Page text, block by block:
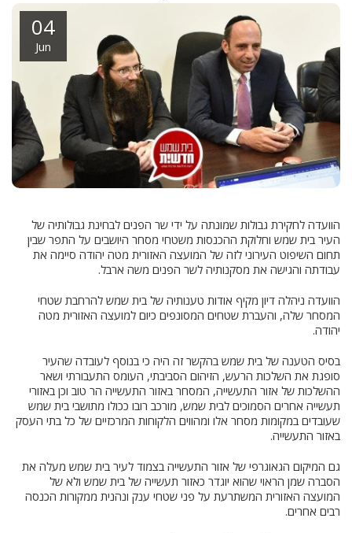
04
Jun
הוועדה לחקירת גבולות שמונתה על ידי שר הפנים לבחינת גבולותיה של
העיר בית שמש וחלוקת ההכנסות משטחי מסחר היושבים על התפר שבין
תחום השיפוט העירוני לזה של המועצה האזורית מטה יהודה סיימה את
עבודתה והגישה את מסקנותיה לשר הפנים משה ארבל.
הוועדה ניהלה דיון מקיף אודות טענותיה של בית שמש להרחבת שטחי
המסחר שלה, והעברת שטחים המסונפים כיום למועצה האזורית מטה
יהודה.
בסיס הטענה של בית שמש בהקשר זה היה כי בנוסף לעובדה שהעיר
סופגת את השלכות הרעש, הזיהום הסביבתי, העומס התעבורתי ושאר
ההשלכות של אזור התעשייה, המסחר באזור התעשייה הר טוב וכן באזורי
תעשייה אחרים הסמוכים לבית שמש, מורכב רובו ככולו מתושבי בית שמש
שעובדים במקומות מסחר אלו ומהווים הלקוחות המרכזיים של כל בתי העסק
באזור התעשייה.
גם המיקום הגאוגרפי של אזור התעשייה בצמוד לעיר בית שמש מעלה את
הסברה שמן הראוי שהוא יוגדר כאזור תעשייה של בית שמש ולא של
המועצה האזורית המשתרעת על פני שטחי ענק ונהנית ממקורות הכנסה
רבים אחרים.